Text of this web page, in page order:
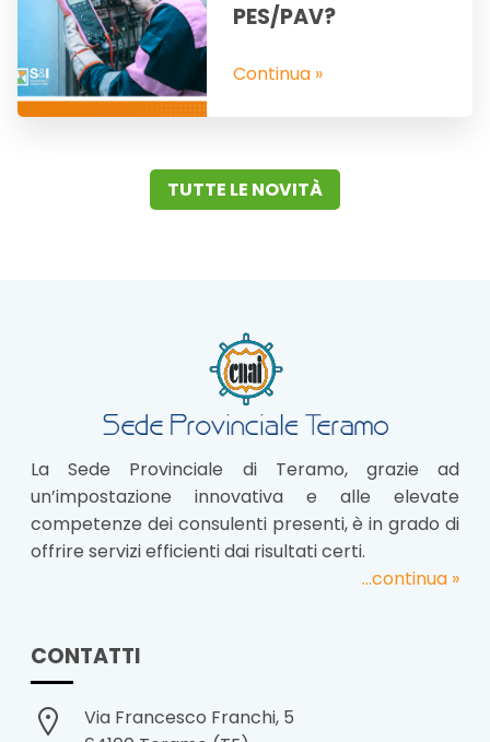
PES/PAV?
Continua »
TUTTE LE NOVITÀ
La Sede Provinciale di Teramo, grazie ad
un’impostazione innovativa e alle elevate
competenze dei consulenti presenti, è in grado di
offrire servizi efficienti dai risultati certi.
...continua »
CONTATTI
Via Francesco Franchi, 5